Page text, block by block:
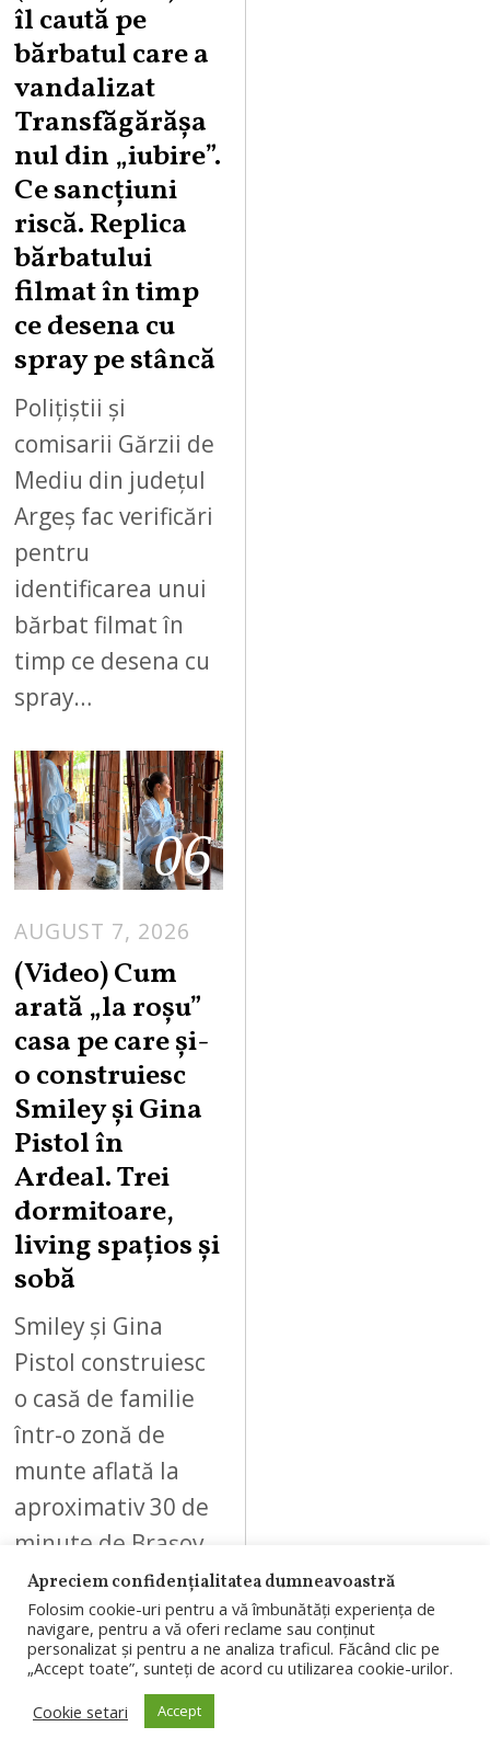
S
7
,
îl caută pe
bărbatul care a
vandalizat
Transfăgărășa
nul din „iubire”.
Ce sancțiuni
riscă. Replica
bărbatului
filmat în timp
ce desena cu
spray pe stâncă
Polițiștii și
comisarii Gărzii de
Mediu din județul
Argeș fac verificări
pentru
identificarea unui
bărbat filmat în
timp ce desena cu
spray…
06
AUGUST 7, 2026
(Video) Cum
arată „la roşu”
casa pe care şi-
o construiesc
Smiley şi Gina
Pistol în
Ardeal. Trei
dormitoare,
living spațios și
sobă
Smiley și Gina
Pistol construiesc
o casă de familie
într-o zonă de
munte aflată la
aproximativ 30 de
minute de Brașov,
iar…
07
Apreciem confidențialitatea dumneavoastră
Folosim cookie-uri pentru a vă îmbunătăți experiența de
navigare, pentru a vă oferi reclame sau conținut
personalizat și pentru a ne analiza traficul. Făcând clic pe
„Accept toate”, sunteți de acord cu utilizarea cookie-urilor.
Cookie setari
Accept